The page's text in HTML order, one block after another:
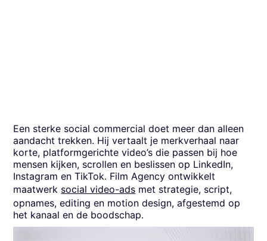
Een sterke social commercial doet meer dan alleen
aandacht trekken. Hij vertaalt je merkverhaal naar
korte, platformgerichte video’s die passen bij hoe
mensen kijken, scrollen en beslissen op LinkedIn,
Instagram en TikTok. Film Agency ontwikkelt
maatwerk social video-ads met strategie, script,
opnames, editing en motion design, afgestemd op
het kanaal en de boodschap.